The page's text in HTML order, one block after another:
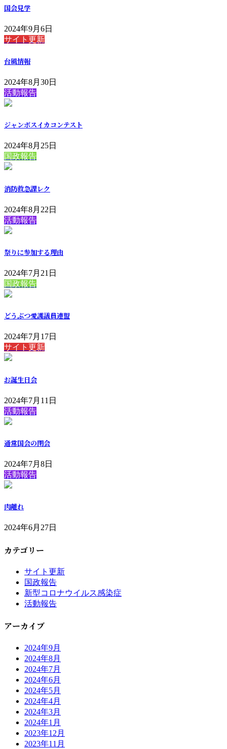
国会見学
2024年9月6日
サイト更新
台風情報
2024年8月30日
活動報告
ジャンボスイカコンテスト
2024年8月25日
国政報告
消防救急課レク
2024年8月22日
活動報告
祭りに参加する理由
2024年7月21日
国政報告
どうぶつ愛護議員連盟
2024年7月17日
サイト更新
お誕生日会
2024年7月11日
活動報告
通常国会の閉会
2024年7月8日
活動報告
肉離れ
2024年6月27日
カテゴリー
サイト更新
国政報告
新型コロナウイルス感染症
活動報告
アーカイブ
2024年9月
2024年8月
2024年7月
2024年6月
2024年5月
2024年4月
2024年3月
2024年1月
2023年12月
2023年11月